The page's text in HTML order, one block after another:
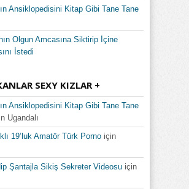
Ansiklopedisini Kitap Gibi Tane Tane
Olgun Amcasına Siktirip İçine
İstedi
SEXY KIZLAR +
Ansiklopedisini Kitap Gibi Tane Tane
Ugandalı
19’luk Amatör Türk Porno için
Şantajla Sikiş Sekreter Videosu için